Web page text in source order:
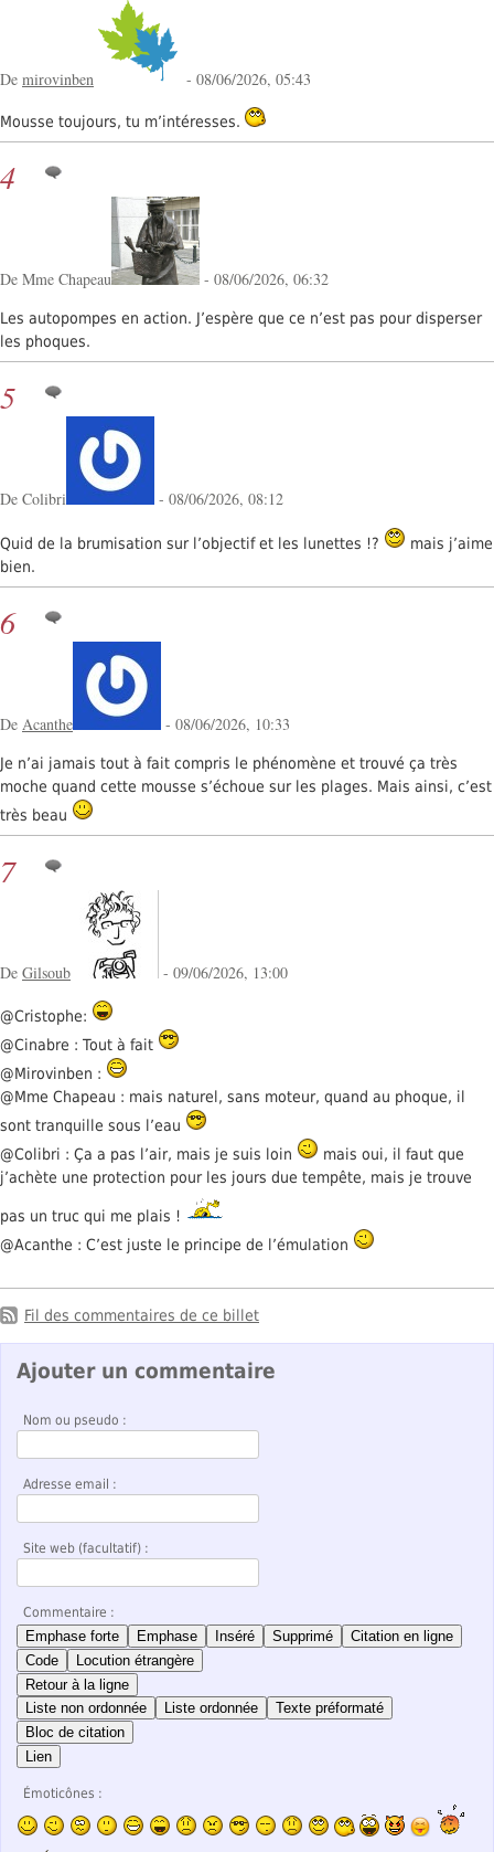
De mirovinben - 08/06/2026, 05:43
Mousse toujours, tu m’intéresses.
4
De Mme Chapeau - 08/06/2026, 06:32
Les autopompes en action. J’espère que ce n’est pas pour disperser
les phoques.
5
De Colibri - 08/06/2026, 08:12
Quid de la brumisation sur l’objectif et les lunettes !?
mais j’aime
bien.
6
De Acanthe - 08/06/2026, 10:33
Je n’ai jamais tout à fait compris le phénomène et trouvé ça très
moche quand cette mousse s’échoue sur les plages. Mais ainsi, c’est
très beau
7
De Gilsoub - 09/06/2026, 13:00
@Cristophe:
@Cinabre : Tout à fait
@Mirovinben :
@Mme Chapeau : mais naturel, sans moteur, quand au phoque, il
sont tranquille sous l’eau
@Colibri : Ça a pas l’air, mais je suis loin
mais oui, il faut que
j’achète une protection pour les jours due tempête, mais je trouve
pas un truc qui me plais !
@Acanthe : C’est juste le principe de l’émulation
Fil des commentaires de ce billet
Ajouter un commentaire
Nom ou pseudo :
Adresse email :
Site web (facultatif) :
Commentaire :
Emphase forte Emphase Inséré Supprimé
Citation en ligne
Code
Locution étrangère
Retour à la ligne
Liste non ordonnée
Liste ordonnée
Texte préformaté
Bloc de citation
Lien
Émoticônes :